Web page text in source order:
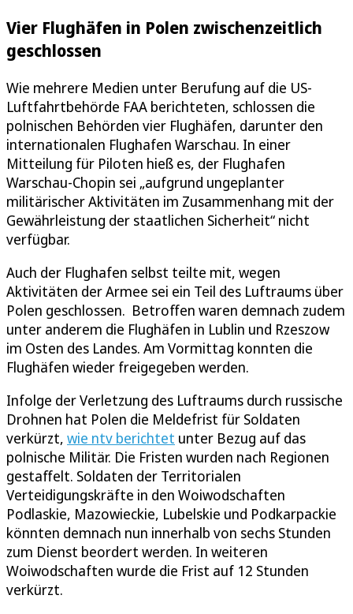
Vier Flughäfen in Polen zwischenzeitlich
geschlossen
Wie mehrere Medien unter Berufung auf die US-
Luftfahrtbehörde FAA berichteten, schlossen die
polnischen Behörden vier Flughäfen, darunter den
internationalen Flughafen Warschau. In einer
Mitteilung für Piloten hieß es, der Flughafen
Warschau-Chopin sei „aufgrund ungeplanter
militärischer Aktivitäten im Zusammenhang mit der
Gewährleistung der staatlichen Sicherheit“ nicht
verfügbar.
Auch der Flughafen selbst teilte mit, wegen
Aktivitäten der Armee sei ein Teil des Luftraums über
Polen geschlossen. Betroffen waren demnach zudem
unter anderem die Flughäfen in Lublin und Rzeszow
im Osten des Landes. Am Vormittag konnten die
Flughäfen wieder freigegeben werden.
Infolge der Verletzung des Luftraums durch russische
Drohnen hat Polen die Meldefrist für Soldaten
verkürzt, wie ntv berichtet unter Bezug auf das
polnische Militär. Die Fristen wurden nach Regionen
gestaffelt. Soldaten der Territorialen
Verteidigungskräfte in den Woiwodschaften
Podlaskie, Mazowieckie, Lubelskie und Podkarpackie
könnten demnach nun innerhalb von sechs Stunden
zum Dienst beordert werden. In weiteren
Woiwodschaften wurde die Frist auf 12 Stunden
verkürzt.